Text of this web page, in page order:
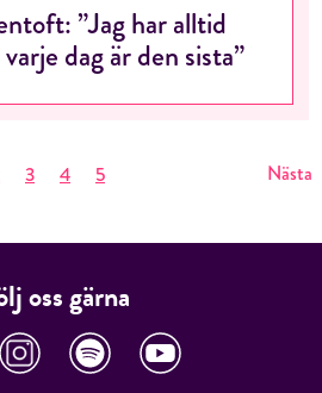
”Jag har alltid
dag är den sista”
3 4 5 Nästa
oss gärna